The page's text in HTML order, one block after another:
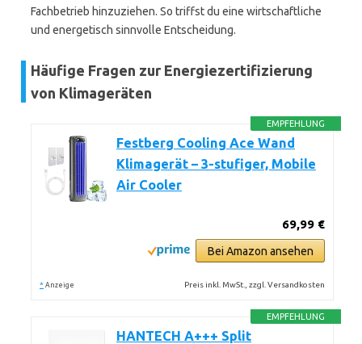
Fachbetrieb hinzuziehen. So triffst du eine wirtschaftliche
und energetisch sinnvolle Entscheidung.
Häufige Fragen zur Energiezertifizierung
von Klimageräten
EMPFEHLUNG
Festberg Cooling Ace Wand
Klimagerät – 3-stufiger, Mobile
Air Cooler
69,99 €
Bei Amazon ansehen
* Anzeige Preis inkl. MwSt., zzgl. Versandkosten
EMPFEHLUNG
HANTECH A+++ Split